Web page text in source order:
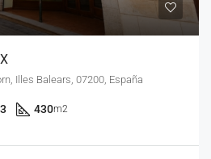
Illes Balears, 07200, España
3 430m2